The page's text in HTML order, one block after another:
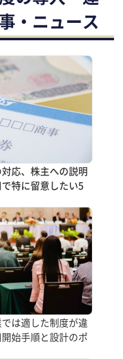
・ニュース
応、株主への説明
特に留意したい5
は適した制度が違
始手順と設計のポ